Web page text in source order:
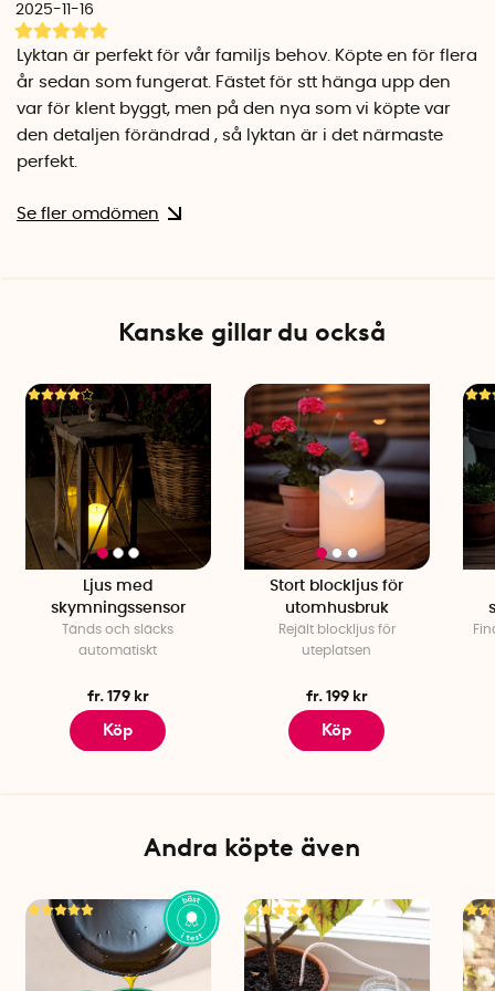
2025-11-16
Lyktan är perfekt för vår familjs behov. Köpte en för flera
år sedan som fungerat. Fästet för stt hänga upp den
var för klent byggt, men på den nya som vi köpte var
den detaljen förändrad , så lyktan är i det närmaste
perfekt.
Se fler omdömen
Kanske gillar du också
Ljus med
skymningssensor
Tänds och släcks
automatiskt
fr. 179 kr
Köp
Stort blockljus för
utomhusbruk
Rejält blockljus för
uteplatsen
fr. 199 kr
Köp
Andra köpte även